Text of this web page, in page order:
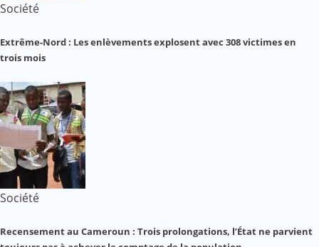
Société
Extrême-Nord : Les enlèvements explosent avec 308 victimes en
trois mois
Société
Recensement au Cameroun : Trois prolongations, l’État ne parvient